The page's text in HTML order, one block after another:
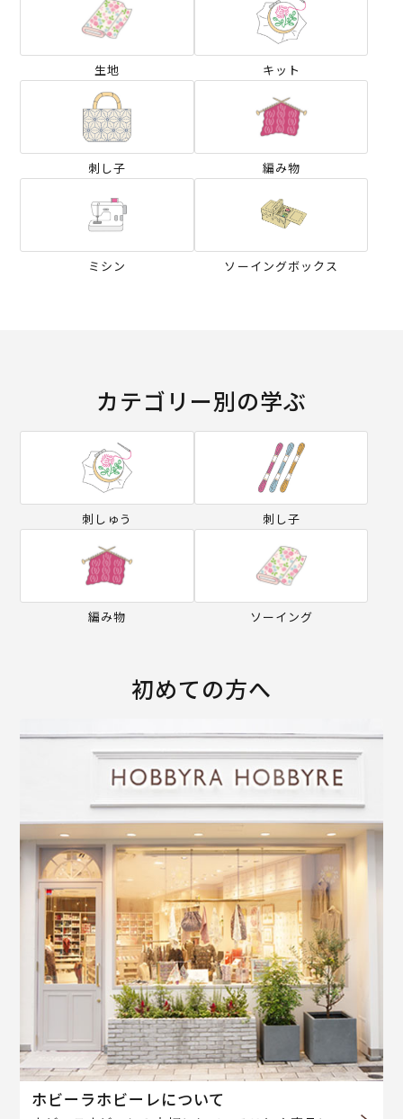
生地 キット
刺し子 編み物
ミシン ソーイングボックス
カテゴリー別の学ぶ
刺しゅう 刺し子
編み物 ソーイング
初めての方へ
ホビーラホビーレについて